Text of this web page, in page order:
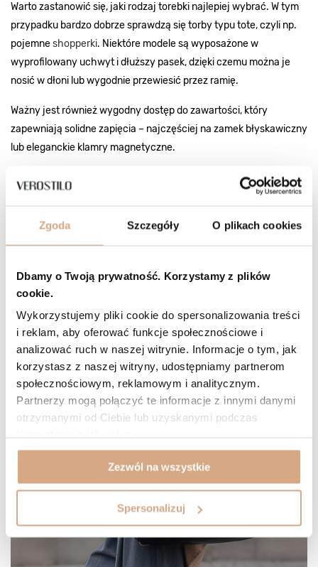
Zgoda Szczegóły O plikach cookies
Dbamy o Twoją prywatność. Korzystamy z plików
cookie.
Wykorzystujemy pliki cookie do spersonalizowania treści
i reklam, aby oferować funkcje społecznościowe i
analizować ruch w naszej witrynie. Informacje o tym, jak
korzystasz z naszej witryny, udostępniamy partnerom
społecznościowym, reklamowym i analitycznym.
Partnerzy mogą połączyć te informacje z innymi danymi
otrzymanymi od Ciebie lub uzyskanymi podczas
Zezwól na wszystkie
Spersonalizuj
Warto zastanowić się, jaki rodzaj torebki najlepiej wybrać. W tym
przypadku bardzo dobrze sprawdzą się torby typu tote, czyli np.
pojemneshopperki. Niektóre modele są wyposażone w
wyprofilowany uchwyt i dłuższy pasek, dzięki czemu można je
nosić w dłoni lub wygodnie przewiesić przez ramię.
Ważny jest również wygodny dostęp do zawartości, który
zapewniają solidne zapięcia – najczęściej na zamek błyskawiczny
lub eleganckie klamry magnetyczne.
Elegancka torebka aktówka damska
czarna do stylizacji - uniwersalny must